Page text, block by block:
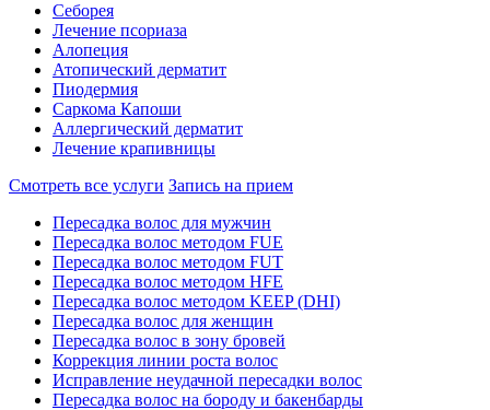
Себорея
Лечение псориаза
Алопеция
Атопический дерматит
Пиодермия
Саркома Капоши
Аллергический дерматит
Лечение крапивницы
Смотреть все услуги Запись на прием
Пересадка волос для мужчин
Пересадка волос методом FUE
Пересадка волос методом FUT
Пересадка волос методом HFE
Пересадка волос методом KEEP (DHI)
Пересадка волос для женщин
Пересадка волос в зону бровей
Коррекция линии роста волос
Исправление неудачной пересадки волос
Пересадка волос на бороду и бакенбарды